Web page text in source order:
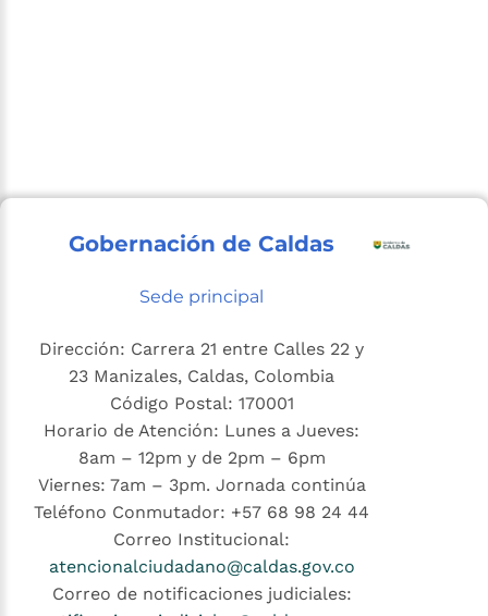
Gobernación de Caldas
Sede principal
Dirección: Carrera 21 entre Calles 22 y
23 Manizales, Caldas, Colombia
Código Postal: 170001
Horario de Atención: Lunes a Jueves:
8am – 12pm y de 2pm – 6pm
Viernes: 7am – 3pm. Jornada continúa
Teléfono Conmutador: +57 68 98 24 44
Correo Institucional:
atencionalciudadano@caldas.gov.co
Correo de notificaciones judiciales: